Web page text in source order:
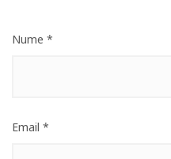
Nume *
Email *